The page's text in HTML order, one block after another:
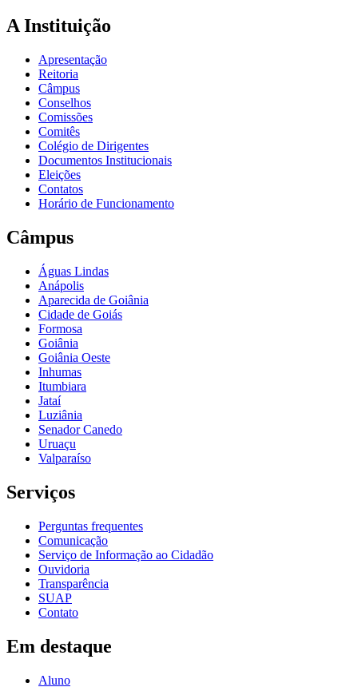
A Instituição
Apresentação
Reitoria
Câmpus
Conselhos
Comissões
Comitês
Colégio de Dirigentes
Documentos Institucionais
Eleições
Contatos
Horário de Funcionamento
Câmpus
Águas Lindas
Anápolis
Aparecida de Goiânia
Cidade de Goiás
Formosa
Goiânia
Goiânia Oeste
Inhumas
Itumbiara
Jataí
Luziânia
Senador Canedo
Uruaçu
Valparaíso
Serviços
Perguntas frequentes
Comunicação
Serviço de Informação ao Cidadão
Ouvidoria
Transparência
SUAP
Contato
Em destaque
Aluno